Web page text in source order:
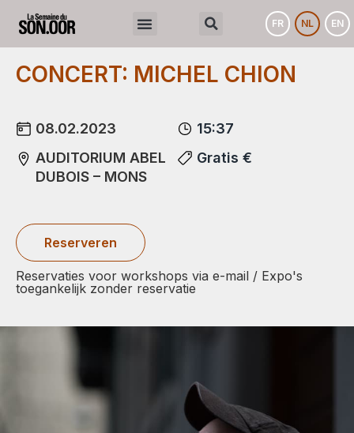
FR NL EN
CONCERT: MICHEL CHION
08.02.2023
AUDITORIUM ABEL
DUBOIS – MONS
15:37
Gratis €
Reserveren
Reservaties voor workshops via e-mail / Expo's
toegankelijk zonder reservatie